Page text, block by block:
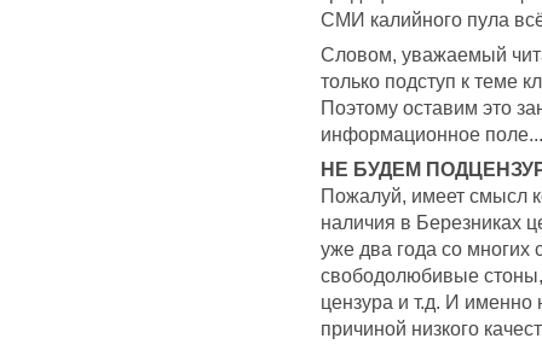
СМИ калийного пула
Словом, уважаемый
только подступ к теме
Поэтому оставим это
информационное
НЕ БУДЕМ
Пожалуй, имеет смысл
наличия в Березниках
уже два года со многих
свободолюбивые
цензура и т.д. И именно
причиной низкого